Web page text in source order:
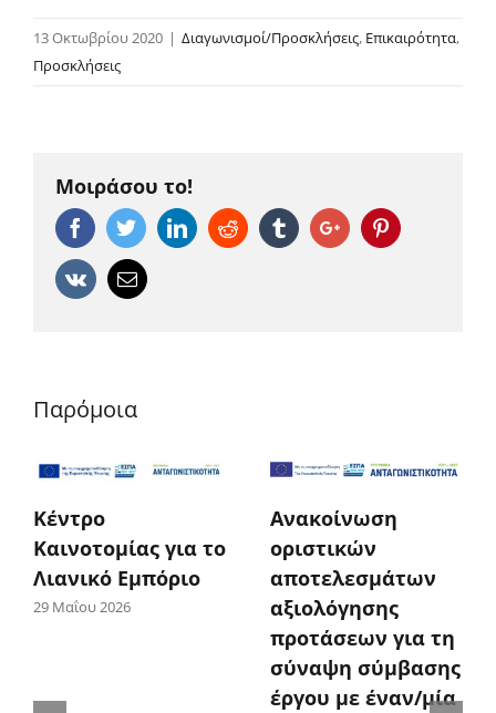
13 Οκτωβρίου 2020 | Διαγωνισμοί/Προσκλήσεις, Επικαιρότητα,
Προσκλήσεις
Μοιράσου το!
FacebookTwitterLinkedinReddit TumblrGoogle+Pinterest
Vk Email
Παρόμοια
Κέντρο
Καινοτομίας για το
Λιανικό Εμπόριο
29 Μαΐου 2026
Ανακοίνωση
οριστικών
αποτελεσμάτων
αξιολόγησης
προτάσεων για τη
σύναψη σύμβασης
έργου με έναν/μία